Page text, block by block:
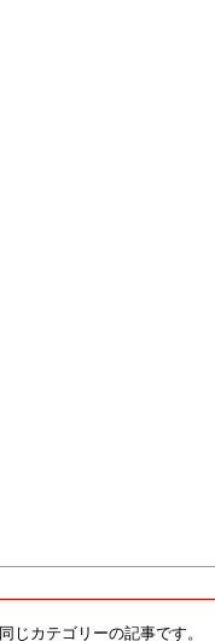
同じカテゴリーの記事です。